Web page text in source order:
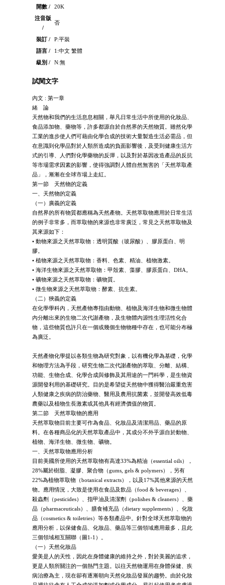
開數 /
20K
注音版
/
否
裝訂 /
P:平裝
語言 /
1:中文 繁體
級別 /
N:無
試閱文字
內文 : 第一章
緒 論
天然物和我們的生活息息相關，舉凡日常生活中所使用的化妝品、
食品添加物、藥物等，許多都源自於自然界的天然物質。雖然化學
工業的進步使人們可藉由化學合成的技術大量製造生活必需品，但
在意識到化學品對於人類所造成的負面影響後，及受到健康生活方
式的引導、人們對化學藥物的反彈，以及對於基因改造產品的反抗
等市場需求因素的影響，使得強調對人體自然無害的「天然萃取產
品」，漸漸在全球市場上走紅。
第一節 天然物的定義
一、天然物的定義
（一）廣義的定義
自然界的所有物質都應稱為天然產物。天然萃取物應用於日常生活
的例子非常多，而萃取物的來源也非常廣泛，常見之天然萃取物及
其來源如下：
• 動物來源之天然萃取物：透明質酸（玻尿酸）、膠原蛋白、明
膠。
• 植物來源之天然萃取物：香料、色素、精油、植物激素。
• 海洋生物來源之天然萃取物：甲殼素、藻膠、膠原蛋白、DHA。
• 礦物來源之天然萃取物：礦物質。
• 微生物來源之天然萃取物：酵素、抗生素。
（二）狹義的定義
在化學學科內，天然產物專指由動物、植物及海洋生物和微生物體
內分離出來的生物二次代謝產物，及生物體內源性生理活性化合
物，這些物質也許只在一個或幾個生物物種中存在，也可能分布極
為廣泛。
天然產物化學提以各類生物為研究對象，以有機化學為基礎，化學
和物理方法為手段，研究生物二次代謝產物的萃取、分離、結構、
功能、生物合成、化學合成與修飾及其用途的一門科學，是生物資
源開發利用的基礎研究。目的是希望從天然物中獲得醫治嚴重危害
人類健康之疾病的防治藥物、醫用及農用抗菌素，並開發高效低毒
農藥以及植物生長激素或其他具有經濟價值的物質。
第二節 天然萃取物的應用
天然萃取物目前主要可作為食品、化妝品及清潔用品、藥品的原
料。在各種商品化的天然萃取產品中，其成分不外乎源自於動物、
植物、海洋生物、微生物、礦物。
一、天然萃取物應用分析
目前美國所使用的天然萃取物有高達33%為精油（essential oils），
28%屬於樹脂、凝膠、聚合物（gums, gels & polymers），另有
22%為植物萃取物（botanical extracts），以及17%其他來源的天然
物。應用情況，大致是使用在食品及飲品（food & beverages）、
殺蟲劑（pesticides）、指甲油及清潔劑（polishes & cleaners）、藥
品（pharmaceuticals）、膳食補充品（dietary supplements）、化妝
品（cosmetics & toiletries）等各類產品中。針對全球天然萃取物的
應用分析，以保健食品、化妝品、藥品等三個領域應用最多，且此
三個領域相互關聯（圖1-1）。
（一）天然化妝品
愛美是人的天性，因此在身體健康的維持之外，對於美麗的追求，
更是人類所關注的一個熱門主題。以往天然物運用在身體保健、疾
病治療為主，現在卻有逐漸朝向天然化妝品發展的趨勢。由於化妝